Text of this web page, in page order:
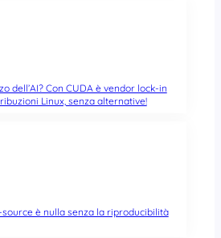
dell’AI? Con CUDA è vendor lock-in
Linux, senza alternative!
source è nulla senza la riproducibilità